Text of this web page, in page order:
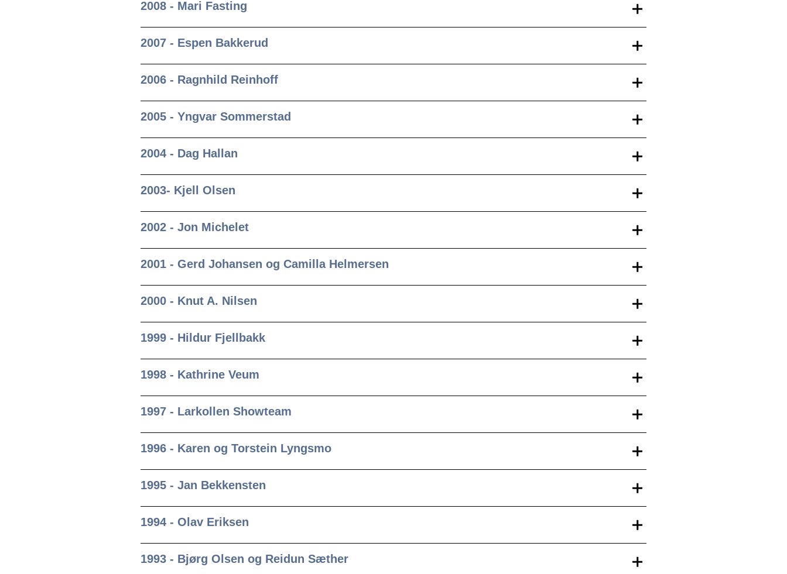
2008 - Mari Fasting
2007 - Espen Bakkerud
2006 - Ragnhild Reinhoff
2005 - Yngvar Sommerstad
2004 - Dag Hallan
2003- Kjell Olsen
2002 - Jon Michelet
2001 - Gerd Johansen og Camilla Helmersen
2000 - Knut A. Nilsen
1999 - Hildur Fjellbakk
1998 - Kathrine Veum
1997 - Larkollen Showteam
1996 - Karen og Torstein Lyngsmo
1995 - Jan Bekkensten
1994 - Olav Eriksen
1993 - Bjørg Olsen og Reidun Sæther